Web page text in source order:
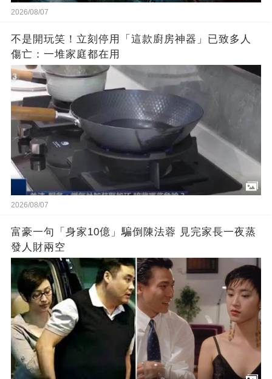
2026/08/07
不是開玩笑！立刻停用「這款廚房神器」已致多人
傷亡：一堆家庭都在用
2026/08/07
富豪一句「身家10億」騙倒陳法蓉 見完家長一夜蒸
發人財兩空